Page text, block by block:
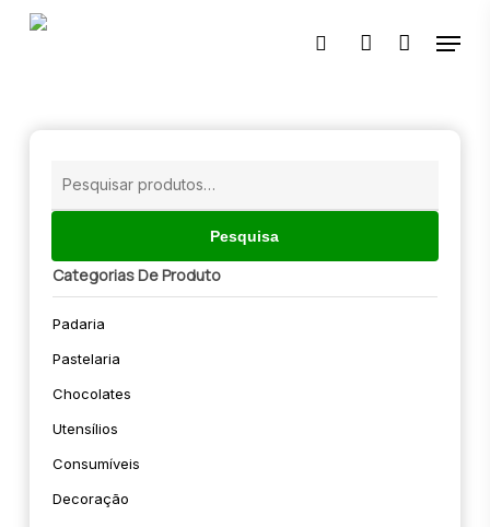
Skip
🔍
pesquisaraccount
Menu
Pesquisa
Categorias De Produto
Padaria
Pastelaria
Chocolates
Utensílios
Consumíveis
Decoração